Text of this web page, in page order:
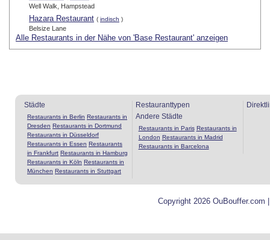
Well Walk, Hampstead
Hazara Restaurant ( indisch )
Belsize Lane
Alle Restaurants in der Nähe von 'Base Restaurant' anzeigen
Städte
Restaurants in Berlin Restaurants in
Dresden Restaurants in Dortmund
Restaurants in Düsseldorf
Restaurants in Essen Restaurants
in Frankfurt Restaurants in Hamburg
Restaurants in Köln Restaurants in
München Restaurants in Stuttgart
Restauranttypen
Andere Städte
Restaurants in Paris Restaurants in
London Restaurants in Madrid
Restaurants in Barcelona
Copyright 2026 OuBouffer.com